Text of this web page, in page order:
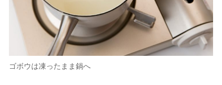
ゴボウは凍ったまま鍋へ